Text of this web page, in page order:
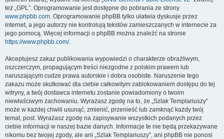
też „GPL”. Oprogramowanie jest dostępne do pobrania ze strony
www.phpbb.com. Oprogramowanie phpBB tylko ułatwia dyskusje przez
internet, a jego autorzy nie kontrolują tekstów zamieszczanych w internecie za
jego pomocą. Więcej informacji o phpBB można znaleźć na stronie
https://www.phpbb.com/.
Akceptujesz zakaz publikowania wypowiedzi o charakterze obraźliwym,
oszczerczym, propagującym treści niezgodne z polskim prawem lub
naruszającym cudze prawa autorskie i dobra osobiste. Naruszenie tego
zakazu może skutkować dla ciebie całkowitym zablokowaniem dostępu do tej
witryny, a twój dostawca internetu zostanie powiadomiony o twoim
niewłaściwym zachowaniu. Wyrażasz zgodę na to, że „Szlak Templariuszy”
może w każdej chwili usunąć, zmienić, przenieść lub zamknąć każdy twój
temat, post. Wyrażasz zgodę na zapisywanie wszystkich podanych przez
ciebie informacji w naszej bazie danych. Informacje te nie będą przekazywane
nikomu bez twojej zgody, ale ani „Szlak Templariuszy”, ani phpBB nie ponosi